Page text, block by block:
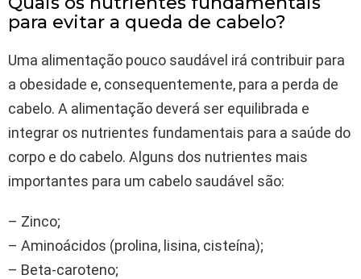
para evitar a queda de cabelo?
Uma alimentação pouco saudável irá contribuir para
a obesidade e, consequentemente, para a perda de
cabelo. A alimentação deverá ser equilibrada e
integrar os nutrientes fundamentais para a saúde do
corpo e do cabelo. Alguns dos nutrientes mais
importantes para um cabelo saudável são:
– Zinco;
– Aminoácidos (prolina, lisina, cisteína);
– Beta-caroteno;